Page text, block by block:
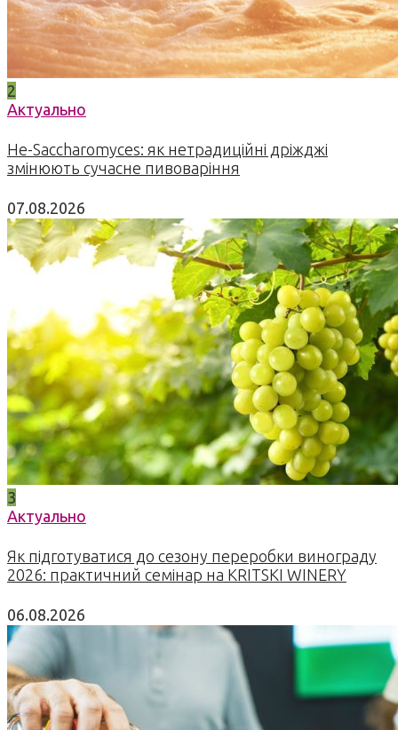
2
Актуально
Не-Saccharomyces: як нетрадиційні дріжджі
змінюють сучасне пивоваріння
07.08.2026
3
Актуально
Як підготуватися до сезону переробки винограду
2026: практичний семінар на KRITSKI WINERY
06.08.2026